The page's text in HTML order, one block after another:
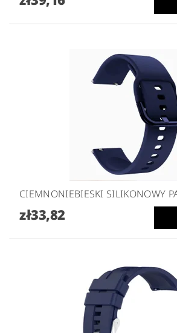
CIEMNONIEBIESKI SILIKONOWY
zł33,82